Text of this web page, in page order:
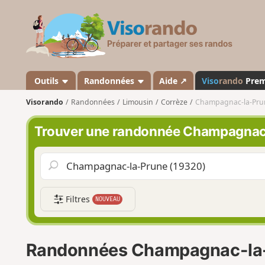
s
a
n
d
o
Outils Randonnées Aide ↗ Visorando
Visorando Randonnées Limousin Corrèze Champagnac-la-
Trouver une randonnée
Filtres NOUVEAU
Randonnées Champagnac-